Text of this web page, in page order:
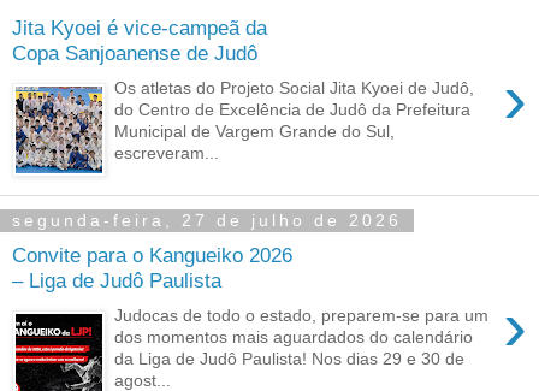
Jita Kyoei é vice-campeã da
Copa Sanjoanense de Judô
›
Os atletas do Projeto Social Jita Kyoei de Judô,
do Centro de Excelência de Judô da Prefeitura
Municipal de Vargem Grande do Sul,
escreveram...
segunda-feira, 27 de julho de 2026
Convite para o Kangueiko 2026
– Liga de Judô Paulista
›
Judocas de todo o estado, preparem-se para um
dos momentos mais aguardados do calendário
da Liga de Judô Paulista! Nos dias 29 e 30 de
agost...